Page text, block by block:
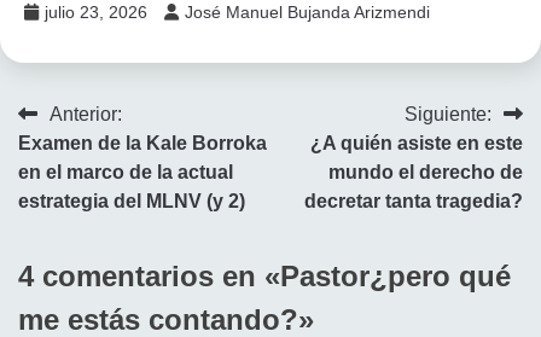
julio 23, 2026 José Manuel Bujanda Arizmendi
Navegación
de
entradas
Anterior:
Examen de la Kale Borroka
en el marco de la actual
estrategia del MLNV (y 2)
Siguiente:
¿A quién asiste en este
mundo el derecho de
decretar tanta tragedia?
4 comentarios en «Pastor¿pero qué
me estás contando?»